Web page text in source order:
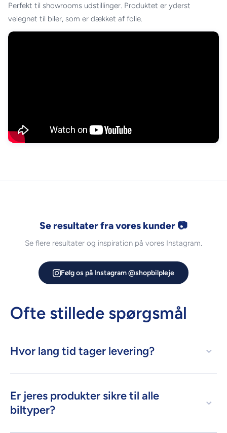
Perfekt til showrooms udstillinger. Produktet er yderst
velegnet til biler, som er dækket af folie.
Se resultater fra vores kunder 📷
Se flere resultater og inspiration på vores Instagram.
Følg os på Instagram @shopbilpleje
Ofte stillede spørgsmål
Hvor lang tid tager levering?
Er jeres produkter sikre til alle
biltyper?